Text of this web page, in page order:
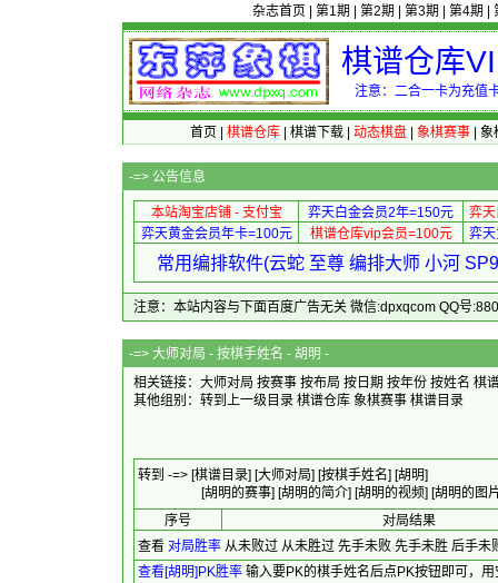
杂志首页 第1期 第2期 第3期 第4期
棋谱仓库
注意：二合一卡为充值
首页 棋谱仓库| 棋谱下载| 动态棋盘| 象棋赛事| 象
-=> 公告信息
本站淘宝店铺 - 支付宝 弈天白金会员2年=150元
弈
弈天黄金会员年卡=100元
棋谱仓库vip会员=100元 弈
常用编排软件(云蛇 至尊 编排大师 小河
注意：本站内容与下面百度广告无关 微信:dpxqcom QQ号
-=> 大师对局 - 按棋手姓名 - 胡明 -
相关链接：大师对局 按赛事 按布局 按日期 按年份 按姓名 棋
其他组别： 转到上一级目录 棋谱仓库 象棋赛事 棋谱目录
转到 -=> [棋谱目录] [大师对局] [按棋手姓名] [胡明]
[胡明的赛事] [胡明的简介] [胡明的视频] [胡明的图
序号
对局结果
查看 对局胜率 从未败过 从未胜过 先手未败 先手未胜 后手未
查看[胡明]PK胜率 输入要PK的棋手姓名后点PK按钮即可，